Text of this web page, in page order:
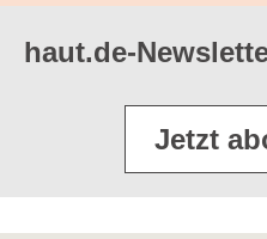
haut.de-
Jetzt